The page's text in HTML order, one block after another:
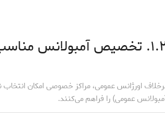
مناسب بر اساس وضعیت بیمار
اورژانس عمومی، مراکز خصوصی امکان انتخاب
عمومی) را فراهم می‌کنند.